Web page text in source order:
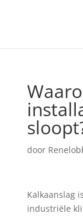
door
Kalkaanslag
industriële